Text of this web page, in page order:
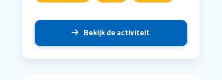
Bekijk de activiteit